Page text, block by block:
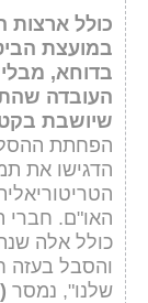
במועצת
בדוחא,
העובדה
שיושבת
הפחתת
הדגישו את
האו"ם. חברי
כולל אלה
והסבל בעזה
שלנו", נמסר